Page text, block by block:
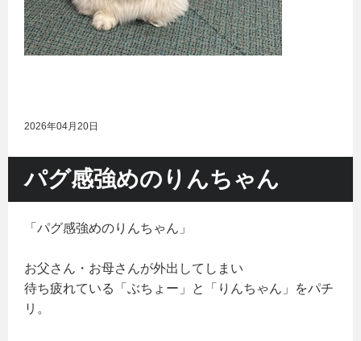
2026年04月20日
パグ感強めのりんちゃん
「パグ感強めのりんちゃん」
お父さん・お母さんが外出してしまい
待ち疲れている「ぶちょー」と「りんちゃん」をパチ
リ。